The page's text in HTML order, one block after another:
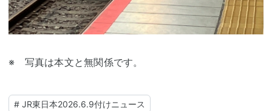
※ 写真は本文と無関係です。
# JR東日本2026.6.9付けニュース